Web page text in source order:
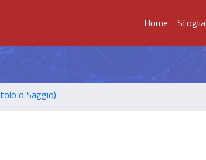
Home Sfoglia
o Saggio)